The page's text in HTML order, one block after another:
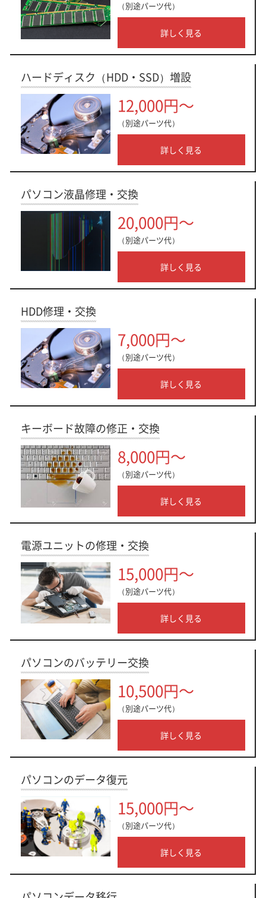
（別途パーツ代）
詳しく見る
ハードディスク（HDD・SSD）増設
12,000円～
（別途パーツ代）
詳しく見る
パソコン液晶修理・交換
20,000円～
（別途パーツ代）
詳しく見る
HDD修理・交換
7,000円～
（別途パーツ代）
詳しく見る
キーボード故障の修正・交換
8,000円～
（別途パーツ代）
詳しく見る
電源ユニットの修理・交換
15,000円～
（別途パーツ代）
詳しく見る
パソコンのバッテリー交換
10,500円～
（別途パーツ代）
詳しく見る
パソコンのデータ復元
15,000円～
（別途パーツ代）
詳しく見る